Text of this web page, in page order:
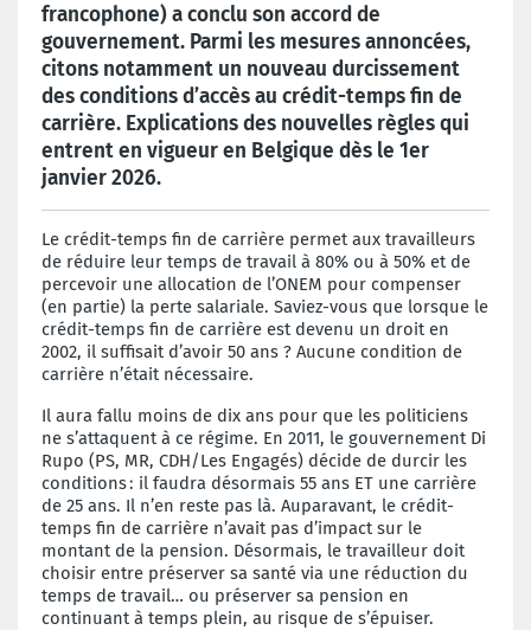
francophone) a conclu son accord de
gouvernement. Parmi les mesures annoncées,
citons notamment un nouveau durcissement
des conditions d’accès au crédit-temps fin de
carrière. Explications des nouvelles règles qui
entrent en vigueur en Belgique dès le 1er
janvier 2026.
Le crédit-temps fin de carrière permet aux travailleurs
de réduire leur temps de travail à 80% ou à 50% et de
percevoir une allocation de l’ONEM pour compenser
(en partie) la perte salariale. Saviez-vous que lorsque le
crédit-temps fin de carrière est devenu un droit en
2002, il suffisait d’avoir 50 ans ? Aucune condition de
carrière n’était nécessaire.
Il aura fallu moins de dix ans pour que les politiciens
ne s’attaquent à ce régime. En 2011, le gouvernement Di
Rupo (PS, MR, CDH/Les Engagés) décide de durcir les
conditions : il faudra désormais 55 ans ET une carrière
de 25 ans. Il n’en reste pas là. Auparavant, le crédit-
temps fin de carrière n’avait pas d’impact sur le
montant de la pension. Désormais, le travailleur doit
choisir entre préserver sa santé via une réduction du
temps de travail… ou préserver sa pension en
continuant à temps plein, au risque de s’épuiser.